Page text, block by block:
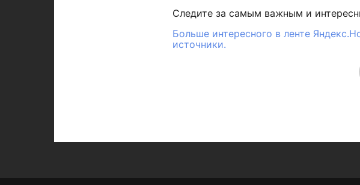
Следите за самым важным и
Больше интересного в ленте
источники.